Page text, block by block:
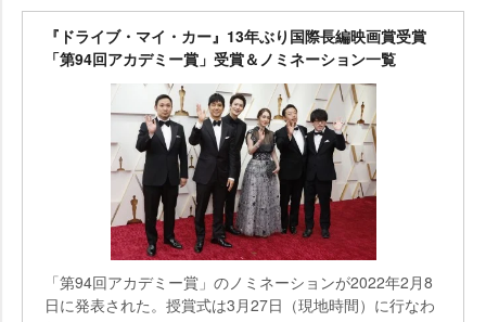
『ドライブ・マイ・カー』13年ぶり国際長編映画賞受賞
「第94回アカデミー賞」受賞＆ノミネーション一覧
「第94回アカデミー賞」のノミネーションが2022年2月8
日に発表された。授賞式は3月27日（現地時間）に行なわ